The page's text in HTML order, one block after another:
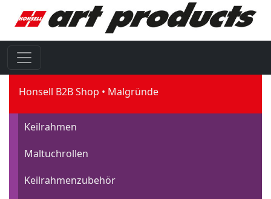
Honsell B2B Shop Malgründe
Keilrahmen
Maltuchrollen
Keilrahmenzubehör